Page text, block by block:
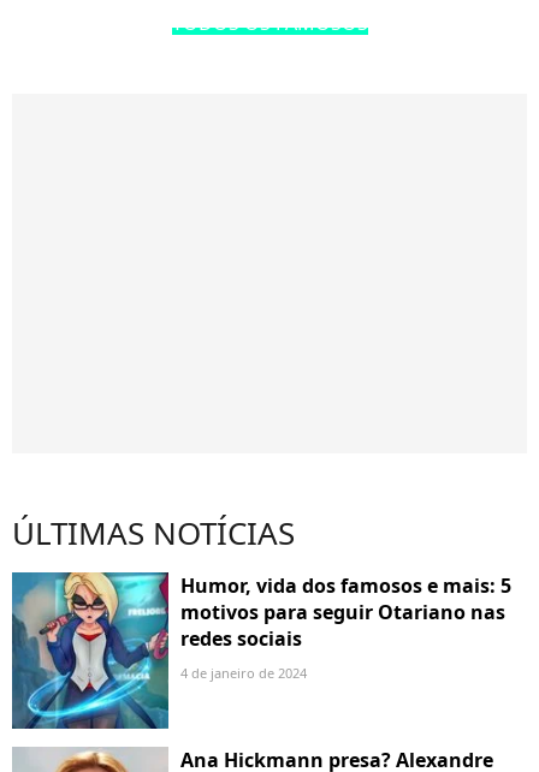
TODOS OS FAMOSOS
ÚLTIMAS NOTÍCIAS
Humor, vida dos famosos e mais: 5
motivos para seguir Otariano nas
redes sociais
4 de janeiro de 2024
Ana Hickmann presa? Alexandre